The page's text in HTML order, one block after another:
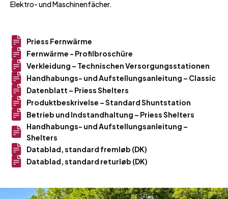
Elektro- und Maschinenfächer.
Priess Fernwärme
Fernwärme - Profilbroschüre
Verkleidung – Technischen Versorgungsstationen
Handhabungs- und Aufstellungsanleitung – Classic
Datenblatt – Priess Shelters
Produktbeskrivelse – Standard Shuntstation
Betrieb und Indstandhaltung – Priess Shelters
Handhabungs- und Aufstellungsanleitung –
Shelters
Datablad, standard fremløb (DK)
Datablad, standard returløb (DK)